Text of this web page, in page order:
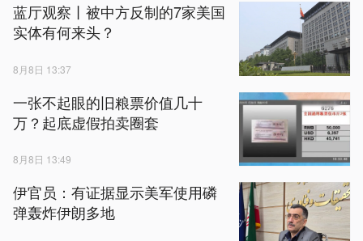
蓝厅观察丨被中方反制的7家美国
实体有何来头？
8月8日 13:37
一张不起眼的旧粮票价值几十
万？起底虚假拍卖圈套
8月8日 13:49
伊官员：有证据显示美军使用磷
弹轰炸伊朗多地